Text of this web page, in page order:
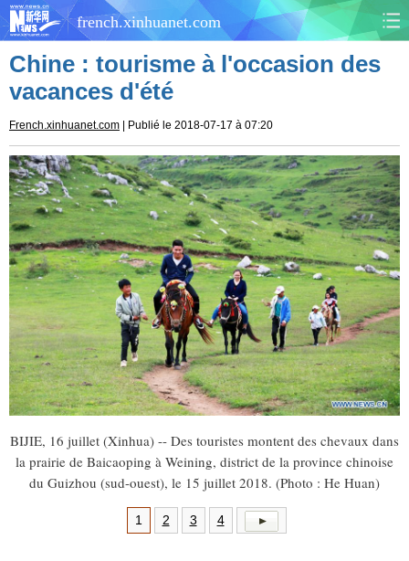
french.xinhuanet.com
CHINE MONDE
CULTURE SOCIÉTÉ
SANTÉ SPORTS
SCI&TECH PLANÈTE
TOURISME DOCUMENTS
DOSSIERS PHOTOS
VIDÉOS
Chine : tourisme à l'occasion des
vacances d'été
French.xinhuanet.com | Publié le 2018-07-17 à 07:20
BIJIE, 16 juillet (Xinhua) -- Des touristes montent des chevaux dans
la prairie de Baicaoping à Weining, district de la province chinoise
du Guizhou (sud-ouest), le 15 juillet 2018. (Photo : He Huan)
1 2 3 4